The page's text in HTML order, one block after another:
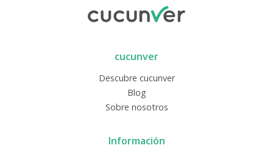
cucunver
Descubre cucunver
Blog
Sobre nosotros
Información